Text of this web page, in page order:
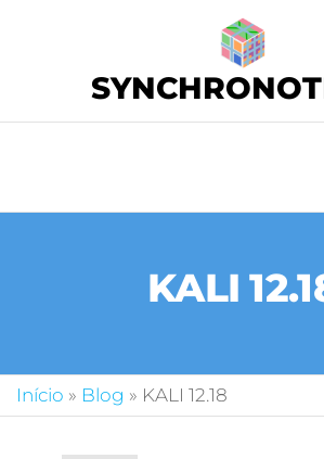
KALI
Início » Blog » KALI 12.18